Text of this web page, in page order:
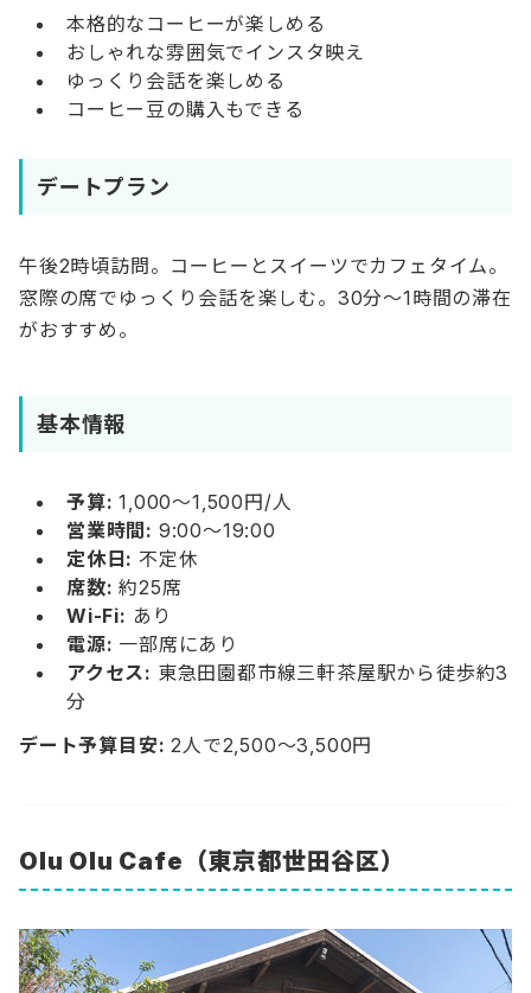
本格的なコーヒーが楽しめる
おしゃれな雰囲気でインスタ映え
ゆっくり会話を楽しめる
コーヒー豆の購入もできる
デートプラン
午後2時頃訪問。コーヒーとスイーツでカフェタイム。
窓際の席でゆっくり会話を楽しむ。30分〜1時間の滞在
がおすすめ。
基本情報
予算: 1,000〜1,500円/人
営業時間: 9:00〜19:00
定休日: 不定休
席数: 約25席
Wi-Fi: あり
電源: 一部席にあり
アクセス: 東急田園都市線三軒茶屋駅から徒歩約3
分
デート予算目安: 2人で2,500〜3,500円
Olu Olu Cafe （東京都世田谷区）